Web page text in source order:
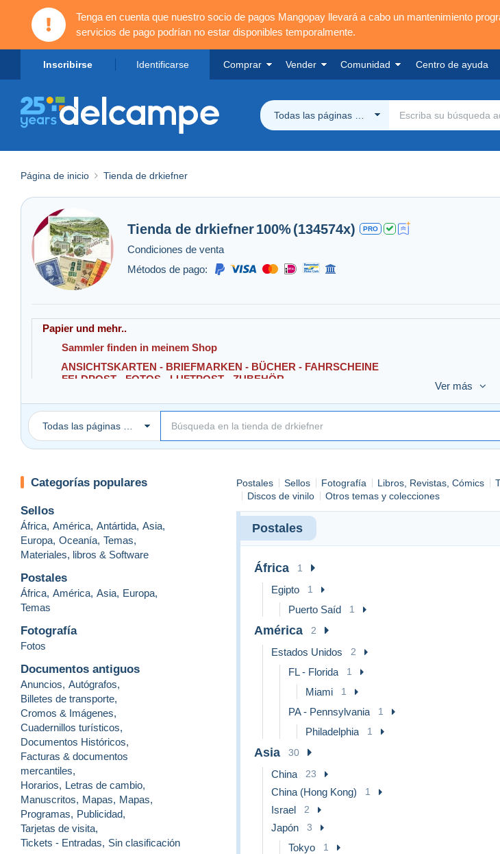
Tenga en cuenta que nuestro socio de pagos Mangopay llevará a cabo un mantenimiento
servicios de pago podrían no estar disponibles temporalmente.
Inscribirse Identificarse Comprar Vender Comunidad Centro de ayuda
Todas las páginas Delcampe
Página de inicio Tienda de drkiefner
Tienda de drkiefner100%(134574x) PRO
Condiciones de venta
Métodos de pago:
Papier und mehr..
Sammler finden in meinem Shop
ANSICHTSKARTEN - BRIEFMARKEN - BÜCHER - FAHRSCHEINE
FELDPOST - FOTOS - LUFTPOST - ZUBEHÖR
.
Ver más
Todas las páginas Delcampe
Categorías populares
Sellos
África, América, Antártida, Asia,
Europa, Oceanía, Temas,
Materiales, libros & Software
Postales
África, América, Asia, Europa,
Temas
Fotografía
Fotos
Documentos antiguos
Anuncios, Autógrafos,
Billetes de transporte,
Cromos & Imágenes,
Cuadernillos turísticos,
Documentos Históricos,
Facturas & documentos
mercantiles,
Horarios, Letras de cambio,
Manuscritos, Mapas, Mapas,
Programas, Publicidad,
Tarjetas de visita,
Tickets - Entradas, Sin clasificación
Postales Sellos Fotografía Libros, Revistas, Cómics
Discos de vinilo
Otros temas y colecciones
Postales
África 1
Egipto 1
Puerto Saíd 1
América 2
Estados Unidos 2
FL - Florida 1
Miami 1
PA - Pennsylvania 1
Philadelphia 1
Asia 30
China 23
China (Hong Kong) 1
Israel 2
Japón 3
Tokyo 1